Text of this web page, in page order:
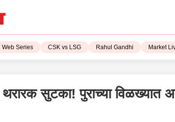
Series CSK vs LSG Rahul Gandhi Market Live!
थरारक सुटका! पुराच्या विळख्यात